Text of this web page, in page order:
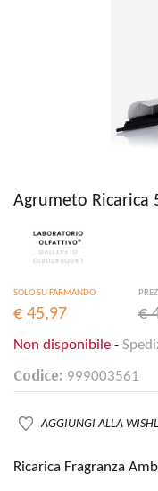
Agrumeto Ricarica
SOLO SU FARMANDO
€ 45,97 €
Non disponibile -
Codice: 999003561
AGGIUNGI ALLA
Ricarica Fragranza